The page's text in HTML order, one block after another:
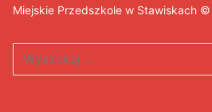
Miejskie Przedszkole w Stawiskach
Szukaj